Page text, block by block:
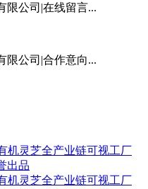
限公司|在线留言...
限公司|合作意向...